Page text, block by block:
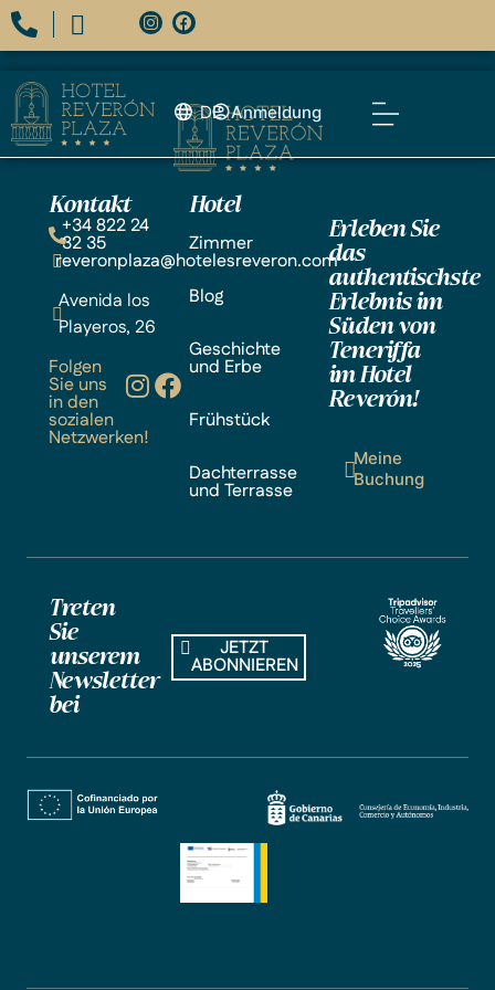
DE Anmeldung
Kontakt
+34 822 24
32 35
reveronplaza@hotelesreveron.com
Avenida los
Playeros, 26
Folgen
Sie uns
in den
sozialen
Netzwerken!
Hotel
Zimmer
Blog
Geschichte
und Erbe
Frühstück
Dachterrasse
und Terrasse
Erleben Sie
das
authentischste
Erlebnis im
Süden von
Teneriffa
im Hotel
Reverón!
Meine
Buchung
Treten
Sie
unserem
Newsletter
bei
JETZT
ABONNIEREN